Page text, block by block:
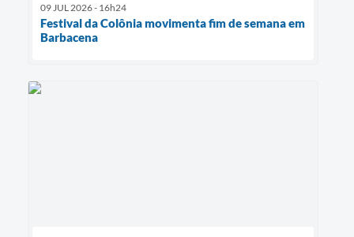
09 JUL 2026 - 16h24
Festival da Colônia movimenta fim de semana em
Barbacena